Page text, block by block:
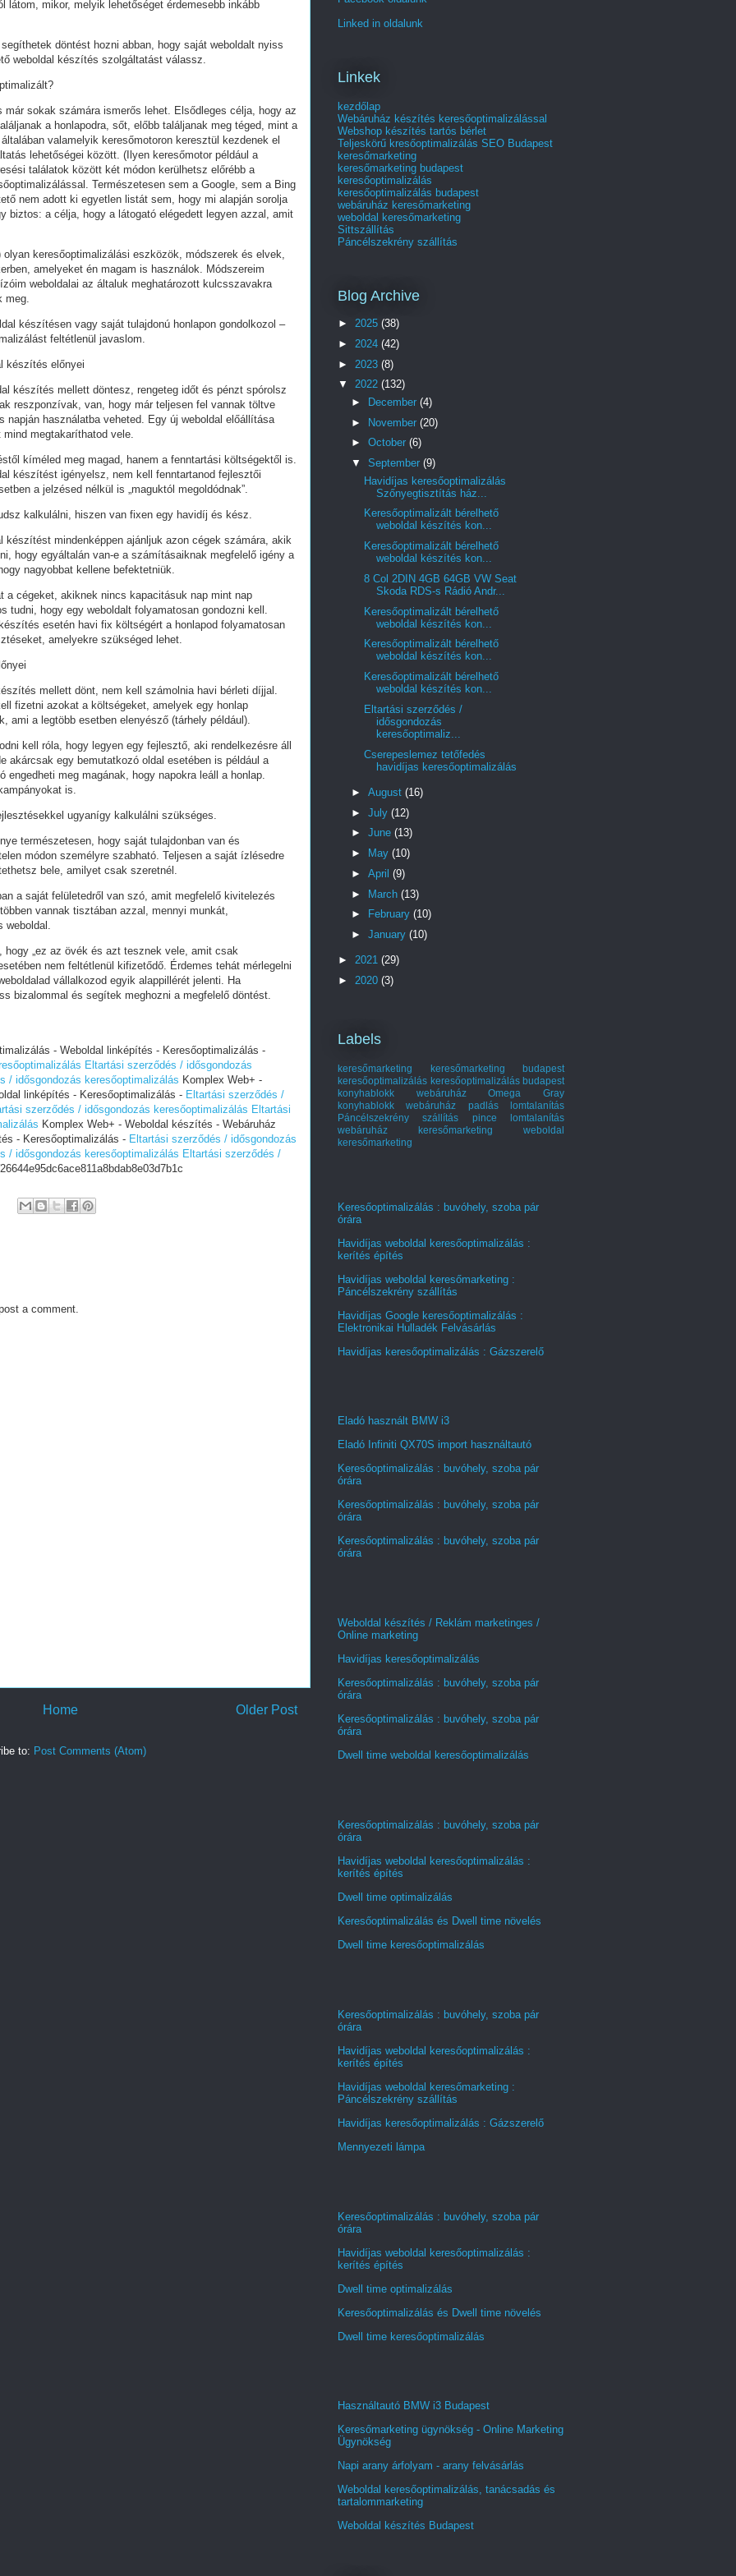
látom, mikor, melyik lehetőséget érdemesebb inkább
döntést hozni abban, hogy saját weboldalt nyiss
weboldal készítés szolgáltatást válassz.
sokak számára ismerős lehet. Elsődleges célja, hogy az
a honlapodra, sőt, előbb találjanak meg téged, mint a
valamelyik keresőmotoron keresztül kezdenek el
lehetőségei között. (Ilyen keresőmotor például a
találatok között két módon kerülhetsz előrébb a
Természetesen sem a Google, sem a Bing
nem adott ki egyetlen listát sem, hogy mi alapján sorolja
biztos: a célja, hogy a látogató elégedett legyen azzal, amit
keresőoptimalizálási eszközök, módszerek és elvek,
amelyeket én magam is használok. Módszereim
weboldalai az általuk meghatározott kulcsszavakra
meg.
készítésen vagy saját tulajdonú honlapon gondolkozol –
feltétlenül javaslom.
készítés előnyei
készítés mellett döntesz, rengeteg időt és pénzt spórolsz
reszponzívak, van, hogy már teljesen fel vannak töltve
napján használatba veheted. Egy új weboldal előállítása
megtakaríthatod vele.
kíméled meg magad, hanem a fenntartási költségektől is.
készítést igényelsz, nem kell fenntartanod fejlesztői
a jelzésed nélkül is „maguktól megoldódnak”.
kalkulálni, hiszen van fixen egy havidíj és kész.
készítést mindenképpen ajánljuk azon cégek számára, akik
hogy egyáltalán van-e a számításaiknak megfelelő igény a
nagyobbat kellene befektetniük.
a cégeket, akiknek nincs kapacitásuk nap mint nap
tudni, hogy egy weboldalt folyamatosan gondozni kell.
esetén havi fix költségért a honlapod folyamatosan
amelyekre szükséged lehet.
mellett dönt, nem kell számolnia havi bérleti díjjal.
fizetni azokat a költségeket, amelyek egy honlap
ami a legtöbb esetben elenyésző (tárhely például).
kell róla, hogy legyen egy fejlesztő, aki rendelkezésre áll
akárcsak egy bemutatkozó oldal esetében is például a
engedheti meg magának, hogy napokra leáll a honlap.
is.
ugyanígy kalkulálni szükséges.
természetesen, hogy saját tulajdonban van és
módon személyre szabható. Teljesen a saját ízlésedre
bele, amilyet csak szeretnél.
a saját felületedről van szó, amit megfelelő kivitelezés
vannak tisztában azzal, mennyi munkát,
weboldal.
„ez az övék és azt tesznek vele, amit csak
nem feltétlenül kifizetődő. Érdemes tehát mérlegelni
vállalkozod egyik alappillérét jelenti. Ha
bizalommal és segítek meghozni a megfelelő döntést.
- Weboldal linképítés - Keresőoptimalizálás -
Eltartási szerződés / idősgondozás
/ idősgondozás keresőoptimalizálás Komplex Web+ -
linképítés - Keresőoptimalizálás - Eltartási szerződés /
szerződés / idősgondozás keresőoptimalizálás Eltartási
Komplex Web+ - Weboldal készítés - Webáruház
- Keresőoptimalizálás - Eltartási szerződés / idősgondozás
/ idősgondozás keresőoptimalizálás Eltartási szerződés /
a comment.
Older Post
Home
to: Post Comments (Atom)
Linked in oldalunk
Linkek
kezdőlap
Webáruház készítés keresőoptimalizálással
Webshop készítés tartós bérlet
Teljeskörű kresőoptimalizálás SEO Budapest
keresőmarketing
keresőmarketing budapest
keresőoptimalizálás
keresőoptimalizálás budapest
webáruház keresőmarketing
weboldal keresőmarketing
Sittszállítás
Páncélszekrény szállítás
Blog Archive
► 2025 (38)
► 2024 (42)
► 2023 (8)
▼ 2022 (132)
►
December (4)
► November (20)
► October (6)
▼ September (9)
Havidíjas keresőoptimalizálás
Szőnyegtisztítás ház...
Keresőoptimalizált bérelhető
weboldal készítés kon...
Keresőoptimalizált bérelhető
weboldal készítés kon...
8 Col 2DIN 4GB 64GB VW Seat
Skoda RDS-s Rádió Andr...
Keresőoptimalizált bérelhető
weboldal készítés kon...
Keresőoptimalizált bérelhető
weboldal készítés kon...
Keresőoptimalizált bérelhető
weboldal készítés kon...
Eltartási szerződés /
idősgondozás
keresőoptimaliz...
Cserepeslemez tetőfedés
havidíjas keresőoptimalizálás
► August (16)
► July (12)
► June (13)
►
May (10)
► April (9)
► March (13)
►
February (10)
► January (10)
► 2021 (29)
► 2020 (3)
Labels
keresőmarketing
keresőmarketing budapest
keresőoptimalizálás keresőoptimalizálás budapest
konyhablokk webáruház
Omega Gray
konyhablokk webáruház
padlás lomtalanítás
Páncélszekrény szállítás
pince lomtalanítás
webáruház keresőmarketing
weboldal
keresőmarketing
Keresőoptimalizálás : buvóhely, szoba pár
órára
Havidíjas weboldal keresőoptimalizálás :
kerítés építés
Havidíjas weboldal keresőmarketing :
Páncélszekrény szállítás
Havidíjas Google keresőoptimalizálás :
Elektronikai Hulladék Felvásárlás
Havidíjas keresőoptimalizálás : Gázszerelő
Eladó használt BMW i3
Eladó Infiniti QX70S import használtautó
Keresőoptimalizálás : buvóhely, szoba pár
órára
Keresőoptimalizálás : buvóhely, szoba pár
órára
Keresőoptimalizálás : buvóhely, szoba pár
órára
Weboldal készítés / Reklám marketinges /
Online marketing
Havidíjas keresőoptimalizálás
Keresőoptimalizálás : buvóhely, szoba pár
órára
Keresőoptimalizálás : buvóhely, szoba pár
órára
Dwell time weboldal keresőoptimalizálás
Keresőoptimalizálás : buvóhely, szoba pár
órára
Havidíjas weboldal keresőoptimalizálás :
kerítés építés
Dwell time optimalizálás
Keresőoptimalizálás és Dwell time növelés
Dwell time keresőoptimalizálás
Keresőoptimalizálás : buvóhely, szoba pár
órára
Havidíjas weboldal keresőoptimalizálás :
kerítés építés
Havidíjas weboldal keresőmarketing :
Páncélszekrény szállítás
Havidíjas keresőoptimalizálás : Gázszerelő
Mennyezeti lámpa
Keresőoptimalizálás : buvóhely, szoba pár
órára
Havidíjas weboldal keresőoptimalizálás :
kerítés építés
Dwell time optimalizálás
Keresőoptimalizálás és Dwell time növelés
Dwell time keresőoptimalizálás
Használtautó BMW i3 Budapest
Keresőmarketing ügynökség - Online Marketing
Ügynökség
Napi arany árfolyam - arany felvásárlás
Weboldal keresőoptimalizálás, tanácsadás és
tartalommarketing
Weboldal készítés Budapest